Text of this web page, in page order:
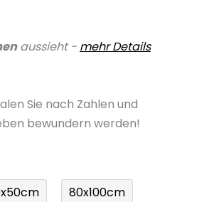
aussieht - mehr Details
Sie nach Zahlen und
bewundern werden!
80x100cm